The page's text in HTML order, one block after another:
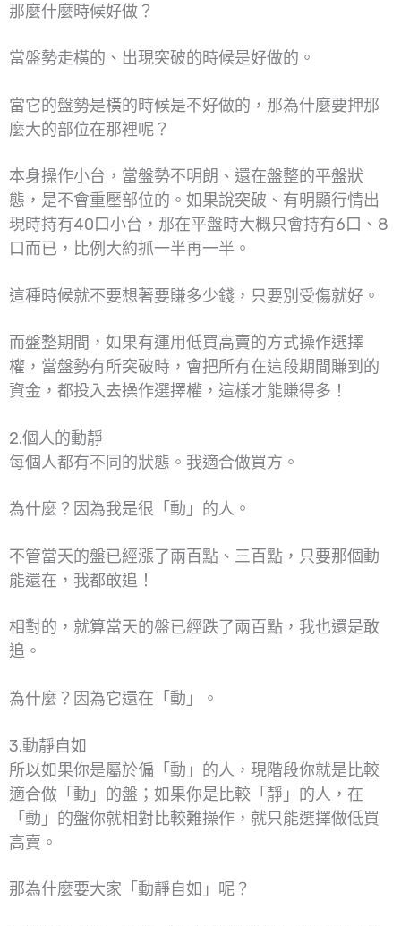
那麼什麼時候好做？
當盤勢走橫的、出現突破的時候是好做的。
當它的盤勢是橫的時候是不好做的，那為什麼要押那
麼大的部位在那裡呢？
本身操作小台，當盤勢不明朗、還在盤整的平盤狀
態，是不會重壓部位的。如果說突破、有明顯行情出
現時持有40口小台，那在平盤時大概只會持有6口、8
口而已，比例大約抓一半再一半。
這種時候就不要想著要賺多少錢，只要別受傷就好。
而盤整期間，如果有運用低買高賣的方式操作選擇
權，當盤勢有所突破時，會把所有在這段期間賺到的
資金，都投入去操作選擇權，這樣才能賺得多！
2.個人的動靜
每個人都有不同的狀態。我適合做買方。
為什麼？因為我是很「動」的人。
不管當天的盤已經漲了兩百點、三百點，只要那個動
能還在，我都敢追！
相對的，就算當天的盤已經跌了兩百點，我也還是敢
追。
為什麼？因為它還在「動」。
3.動靜自如
所以如果你是屬於偏「動」的人，現階段你就是比較
適合做「動」的盤；如果你是比較「靜」的人，在
「動」的盤你就相對比較難操作，就只能選擇做低買
高賣。
那為什麼要大家「動靜自如」呢？